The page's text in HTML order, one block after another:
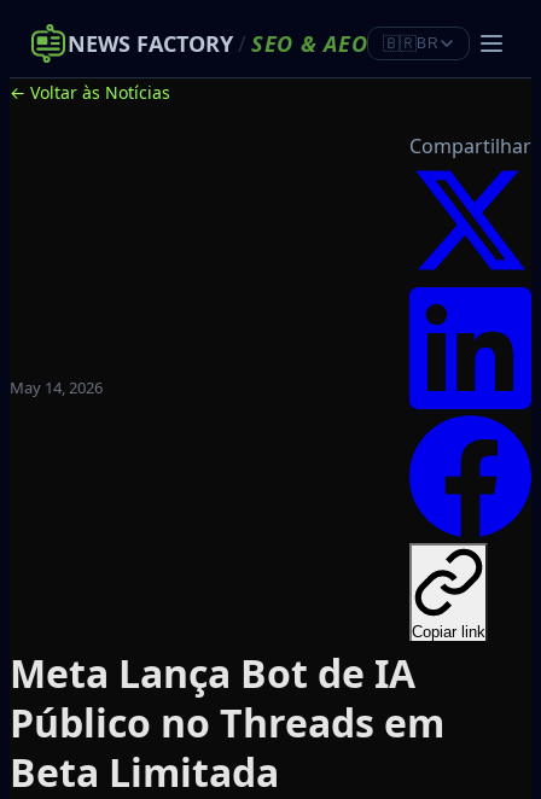
NEWS FACTORY/ SEO &AEO 🇧🇷BR
← Voltar às Notícias
May 14, 2026
Compartilhar
Copiar link
Meta Lança Bot de IA
Público no Threads em
Beta Limitada